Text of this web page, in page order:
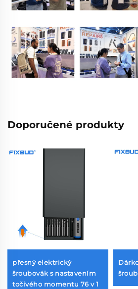
Doporučené produkty
přesný elektrický
šroubovák s nastavením
točivého momentu 76 v 1